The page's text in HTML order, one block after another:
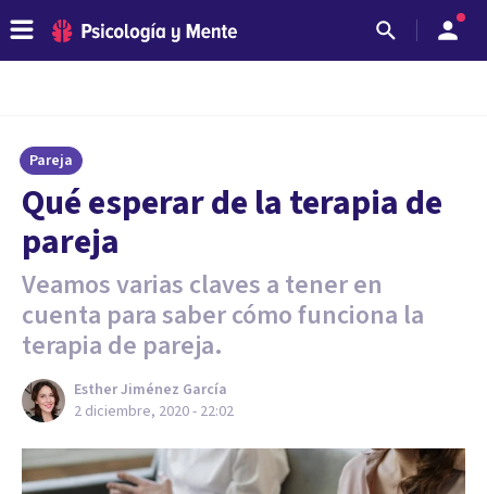
Pareja
Qué esperar de la terapia de
pareja
Veamos varias claves a tener en
cuenta para saber cómo funciona la
terapia de pareja.
Esther Jiménez García
2 diciembre, 2020 - 22:02